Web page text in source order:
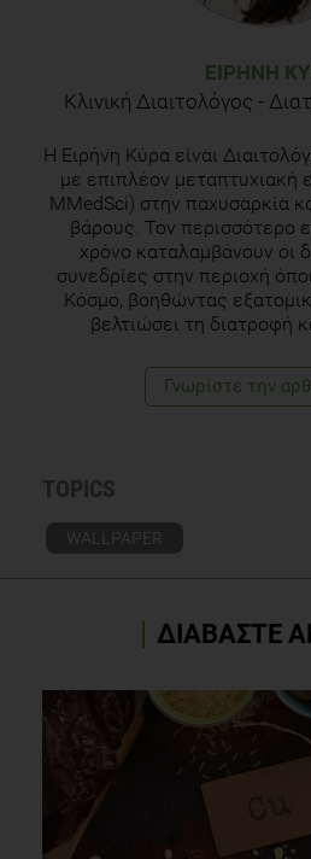
ΕΙΡΉΝΗ
Κλινική Διαιτολόγος -
H Eιρήνη Κύρα είναι
με επιπλέον μεταπτυχιακή
MMedSci) στην παχυσαρκία
βάρους. Τον περισσότερο
χρόνο καταλαμβάνουν οι
συνεδρίες στην περιοχή
Κόσμο, βοηθώντας
βελτιώσει τη διατροφή
Γνωρίστε την
TOPICS
WALLPAPER
ΔΙΑΒΑΣΤΕ